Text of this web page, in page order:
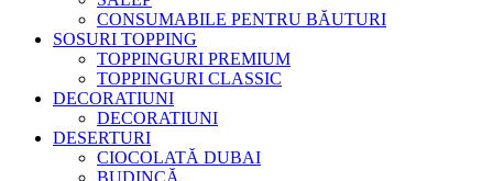
CONSUMABILE PENTRU BĂUTURI
SOSURI TOPPING
TOPPINGURI PREMIUM
TOPPINGURI CLASSIC
DECORATIUNI
DECORATIUNI
DESERTURI
CIOCOLATĂ DUBAI
BUDINCĂ